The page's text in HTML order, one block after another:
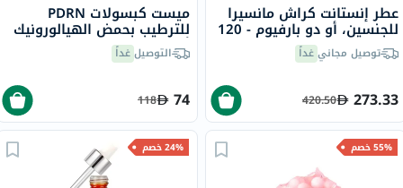
عطر إنستانت كراش مانسيرا
للجنسين، أو دو بارفيوم - 120
ملتوصيل مجانيغداً
273.33
420.50
ميست كبسولات PDRN
للترطيب بحمض الهيالورونيك
أنوا - 100 ملالتوصيلغداً
74
118
55% خصم 24% خصم